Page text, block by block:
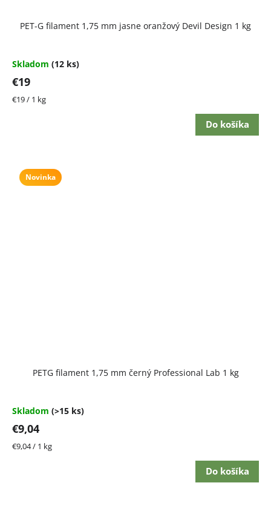
PET-G filament 1,75 mm jasne oranžový Devil Design 1 kg
hodnotenie
4,7
5
hviezdičiek.
Skladom (12 ks)
€19
Jednotková
€19 / 1 kg
Do košíka
Novinka
PETG filament 1,75 mm černý Professional Lab 1 kg
Skladom (>15 ks)
€9,04
Jednotková
€9,04 / 1 kg
Do košíka